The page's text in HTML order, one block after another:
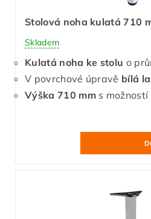
Stolová noha kulatá 710
Skladem
Kulatá noha ke stolu o
V povrchové úpravě bílá
Výška 710 mm s